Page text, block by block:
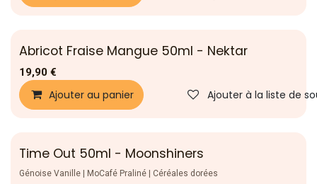
Nouveau !
Abricot Fraise Mangue 50ml - Nektar
19,90 €
Ajouter au panier Ajouter à la liste de
Time Out 50ml - Moonshiners
Génoise Vanille | MoCafé Praliné | Céréales dorées